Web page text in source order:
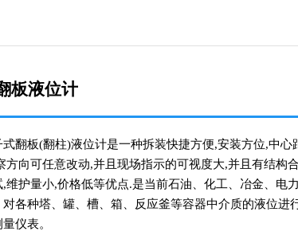
板液位计
式翻板(翻柱)液位计是一种拆装快捷方便,安装方位,中心
方向可任意改动,并且现场指示的可视度大,并且有结构
,维护量小,价格低等优点.是当前石油、化工、冶金、电
对各种塔、罐、槽、箱、反应釜等容器中介质的液位进
仪表。